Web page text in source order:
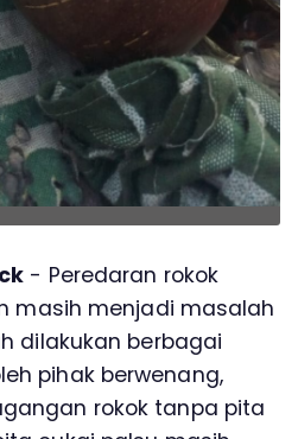
- Peredaran rokok
masih menjadi masalah
dilakukan berbagai
pihak berwenang,
rokok tanpa pita